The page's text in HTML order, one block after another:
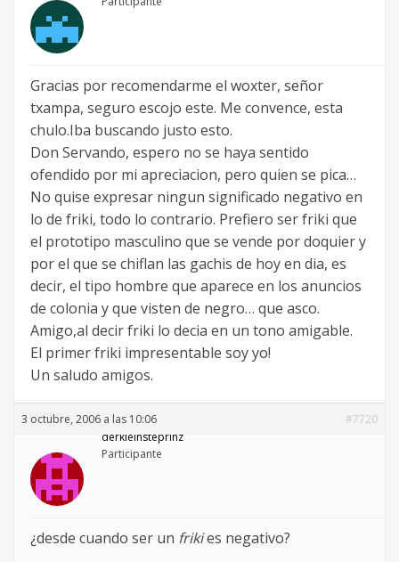
Gracias por recomendarme el woxter, señor
txampa, seguro escojo este. Me convence, esta
chulo.Iba buscando justo esto.
Don Servando, espero no se haya sentido
ofendido por mi apreciacion, pero quien se pica…
No quise expresar ningun significado negativo en
lo de friki, todo lo contrario. Prefiero ser friki que
el prototipo masculino que se vende por doquier y
por el que se chiflan las gachis de hoy en dia, es
decir, el tipo hombre que aparece en los anuncios
de colonia y que visten de negro… que asco.
Amigo,al decir friki lo decia en un tono amigable.
El primer friki impresentable soy yo!
Un saludo amigos.
3 octubre, 2006 a las 10:06
#7720
derkleinsteprinz
Participante
¿desde cuando ser un frikies negativo?